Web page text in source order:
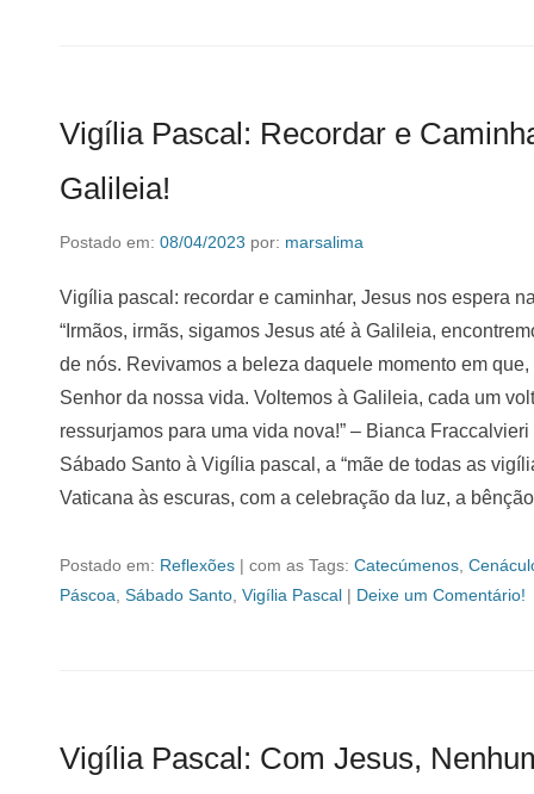
Vigília Pascal: Recordar e
Galileia!
Postado em: 08/04/2023 por: marsalima
Vigília pascal: recordar e caminhar, Jesus nos espera
“Irmãos, irmãs, sigamos Jesus até à Galileia,
de nós. Revivamos a beleza daquele momento em
Senhor da nossa vida. Voltemos à Galileia, cada um
ressurjamos para uma vida nova!” – Bianca
Sábado Santo à Vigília pascal, a “mãe de todas as
Vaticana às escuras, com a celebração da luz, a
Postado em: Reflexões | com as Tags: Catecúmenos
Páscoa Sábado Santo Vigília Pascal | Deixe um Comentário!
Vigília Pascal: Com Jesus,